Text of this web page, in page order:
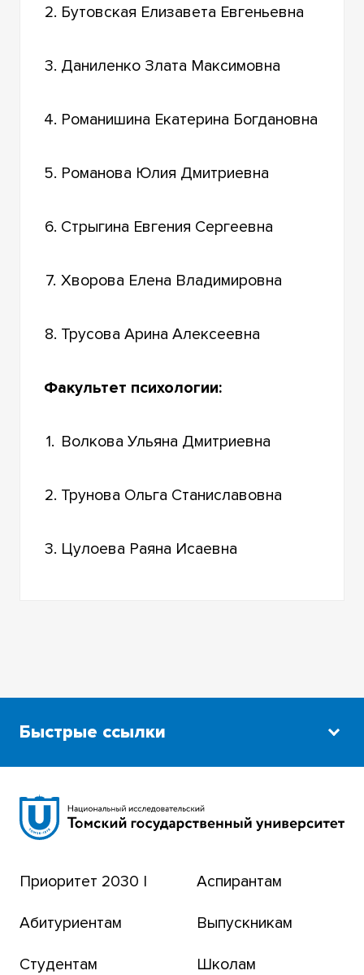
2. Бутовская Елизавета Евгеньевна
3. Даниленко Злата Максимовна
4. Романишина Екатерина Богдановна
5. Романова Юлия Дмитриевна
6. Стрыгина Евгения Сергеевна
7. Хворова Елена Владимировна
8. Трусова Арина Алексеевна
Факультет психологии:
1. Волкова Ульяна Дмитриевна
2. Трунова Ольга Станиславовна
3. Цулоева Раяна Исаевна
Быстрые ссылки
Сибирский ботанический сад
Томский региональный центр коллективного
Приоритет 2030 |
Абитуриентам
Студентам
Аспирантам
Выпускникам
Школам